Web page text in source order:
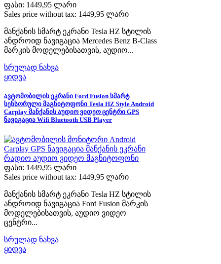
ფასი: 1449,95 ლარი
Sales price without tax: 1449,95 ლარი
მანქანის სმარტ ეკრანი Tesla HZ სტილის
ანდროიდ ნავიგაცია Mercedes Benz B-Class
მარკის მოდელებისათვის, აუდიო...
სრულად ნახვა
ყიდვა
ავტომობილის ეკრანი Ford Fusion სმარტ
სენსორული მაგნიტოფონი Tesla HZ Style Android
Carplay მანქანის აუდიო ვიდეო ცენტრი GPS
ნავიგაცია Wifi Bluetooth USB Player
ფასი: 1449,95 ლარი
Sales price without tax: 1449,95 ლარი
მანქანის სმარტ ეკრანი Tesla HZ სტილის
ანდროიდ ნავიგაცია Ford Fusion მარკის
მოდელებისათვის, აუდიო ვიდეო
ცენტრი...
სრულად ნახვა
ყიდვა